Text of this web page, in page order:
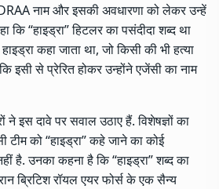
नाम और इसकी अवधारणा को लेकर उन्हें
कि “हाइड्रा” हिटलर का पसंदीदा शब्द था
कहा जाता था, जो किसी की भी हत्या
इसी से प्रेरित होकर उन्होंने एजेंसी का नाम
ने इस दावे पर सवाल उठाए हैं. विशेषज्ञों का
टीम को “हाइड्रा” कहे जाने का कोई
है. उनका कहना है कि “हाइड्रा” शब्द का
ब्रिटिश रॉयल एयर फोर्स के एक सैन्य